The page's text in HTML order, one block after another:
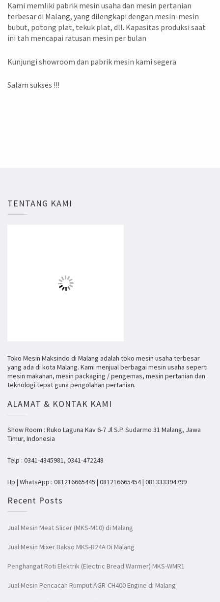
Kami memliki pabrik mesin usaha dan mesin pertanian
terbesar di Malang, yang dilengkapi dengan mesin-mesin
bubut, potong plat, tekuk plat, dll. Kapasitas produksi saat
ini tah mencapai ratusan mesin per bulan
Kunjungi showroom dan pabrik mesin kami segera
Salam sukses !!!
TENTANG KAMI
Toko Mesin Maksindo di Malang adalah toko mesin usaha terbesar
yang ada di kota Malang. Kami menjual berbagai mesin usaha seperti
mesin makanan, mesin packaging / pengemas, mesin pertanian dan
teknologi tepat guna pengolahan pertanian.
ALAMAT & KONTAK KAMI
Show Room : Ruko Laguna Kav 6-7 Jl S.P. Sudarmo 31 Malang, Jawa
Timur, Indonesia
Telp : 0341-4345981, 0341-472248
Hp | WhatsApp : 081216665445 | 081216665454 | 081333394799
Recent Posts
Jual Mesin Meat Slicer (MKS-M10) di Malang
Jual Mesin Mixer Bakso MKS-R24A Di Malang
Penghangat Roti Elektrik (Electric Bread Warmer) MKS-WMR1
Jual Mesin Pencacah Rumput AGR-CH400 Engine di Malang